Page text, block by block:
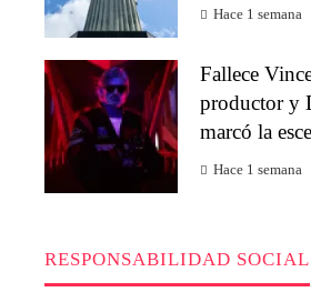
Hace 1 semana
Fallece
productor y
marcó la
Hace 1 semana
RESPONSABILIDAD SOCIAL